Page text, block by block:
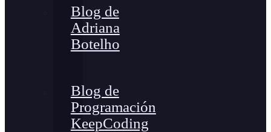
Blog de
Adriana
Botelho
Blog de
Programación
KeepCoding